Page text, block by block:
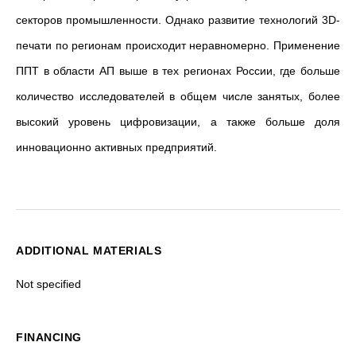
секторов промышленности. Однако развитие технологий 3D-
печати по регионам происходит неравномерно. Применение
ППТ в области АП выше в тех регионах России, где больше
количество исследователей в общем числе занятых, более
высокий уровень цифровизации, а также больше доля
инновационно активных предприятий.
ADDITIONAL MATERIALS
Not specified
FINANCING